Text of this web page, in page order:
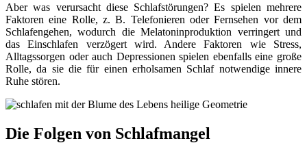
Aber was verursacht diese Schlafstörungen? Es spielen mehrere
Faktoren eine Rolle, z. B. Telefonieren oder Fernsehen vor dem
Schlafengehen, wodurch die Melatoninproduktion verringert und
das Einschlafen verzögert wird. Andere Faktoren wie Stress,
Alltagssorgen oder auch Depressionen spielen ebenfalls eine große
Rolle, da sie die für einen erholsamen Schlaf notwendige innere
Ruhe stören.
Die Folgen von Schlafmangel